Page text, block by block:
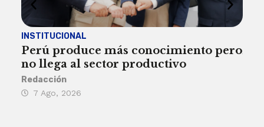
INSTITUCIONAL
Perú produce más conocimiento pero
no llega al sector productivo
Redacción
7 Ago, 2026